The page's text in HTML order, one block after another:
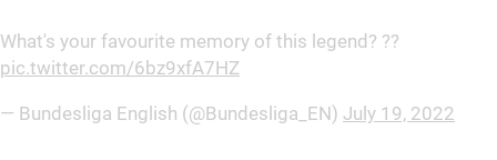
What's your favourite memory of this legend? ??
pic.twitter.com/6bz9xfA7HZ
— Bundesliga English (@Bundesliga_EN) July 19, 2022